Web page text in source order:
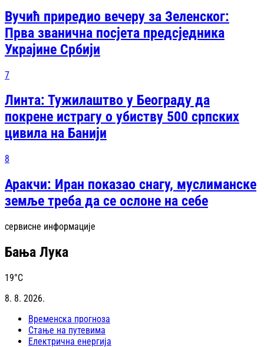
Вучић приредио вечеру за Зеленског:
Прва званична посjета предсjедника
Украјине Србији
7
Линта: Тужилаштво у Београду да
покрене истрагу о убиству 500 српских
цивила на Банији
8
Аракчи: Иран показао снагу, муслиманске
земље треба да се ослоне на себе
сервисне информације
Бања Лука
19°C
8. 8. 2026.
Временска прогноза
Стање на путевима
Електрична енергија